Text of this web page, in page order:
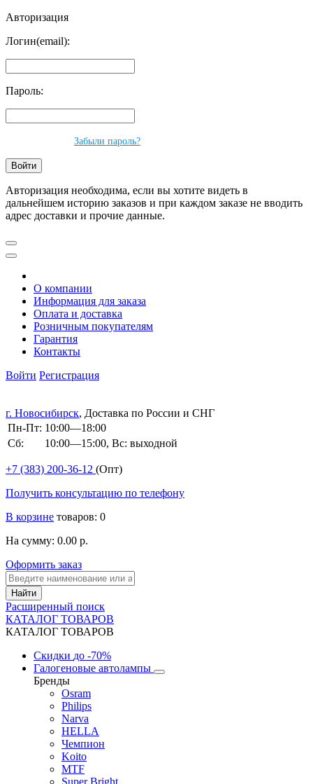
Авторизация
Логин(email):
Пароль:
Забыли пароль?
Авторизация необходима, если вы хотите видеть в
дальнейшем историю заказов и при каждом заказе не вводить
адрес доставки и прочие данные.
О компании
Информация для заказа
Оплата и доставка
Розничным покупателям
Гарантия
Контакты
Войти Регистрация
г. Новосибирск, Доставка по России и СНГ
Пн-Пт: 10:00—18:00
Сб:
10:00—15:00, Вс: выходной
+7 (383) 200-36-12 (Опт)
Получить консультацию по телефону
В корзине товаров: 0
На сумму: 0.00 р.
Оформить заказ
Расширенный поиск
КАТАЛОГ ТОВАРОВ
КАТАЛОГ ТОВАРОВ
Скидки до -70%
Галогеновые автолампы
Бренды
Osram
Philips
Narva
HELLA
Чемпион
Koito
MTF
Super Bright